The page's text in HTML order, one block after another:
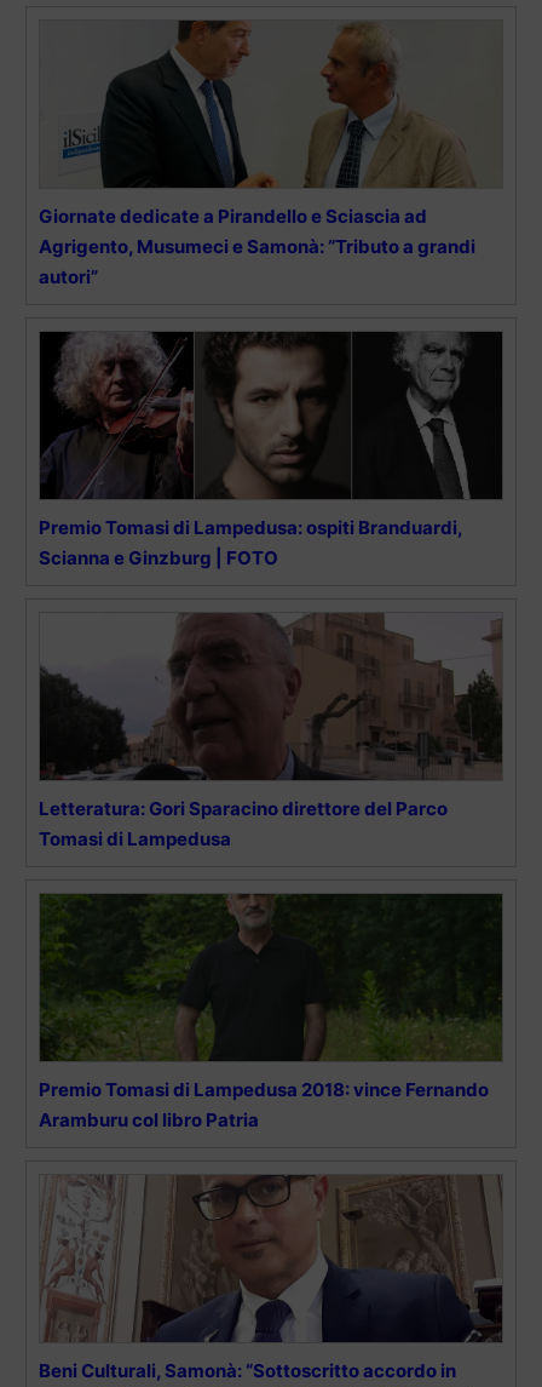
Giornate dedicate a Pirandello e Sciascia ad
Agrigento, Musumeci e Samonà: “Tributo a grandi
autori”
Premio Tomasi di Lampedusa: ospiti Branduardi,
Scianna e Ginzburg | FOTO
Letteratura: Gori Sparacino direttore del Parco
Tomasi di Lampedusa
Premio Tomasi di Lampedusa 2018: vince Fernando
Aramburu col libro Patria
Beni Culturali, Samonà: “Sottoscritto accordo in